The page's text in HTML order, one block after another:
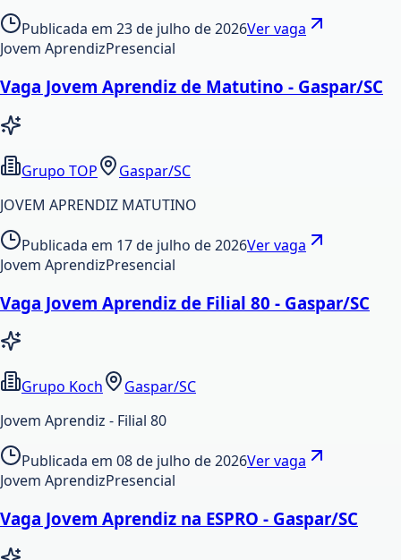
Publicada em 23 de julho de 2026Ver vaga
Jovem AprendizPresencial
Vaga Jovem Aprendiz de Matutino - Gaspar/SC
Grupo TOP
Gaspar/SC
JOVEM APRENDIZ MATUTINO
Publicada em 17 de julho de 2026Ver vaga
Jovem AprendizPresencial
Vaga Jovem Aprendiz de Filial 80 - Gaspar/SC
Grupo Koch
Gaspar/SC
Jovem Aprendiz - Filial 80
Publicada em 08 de julho de 2026Ver vaga
Jovem AprendizPresencial
Vaga Jovem Aprendiz na ESPRO - Gaspar/SC